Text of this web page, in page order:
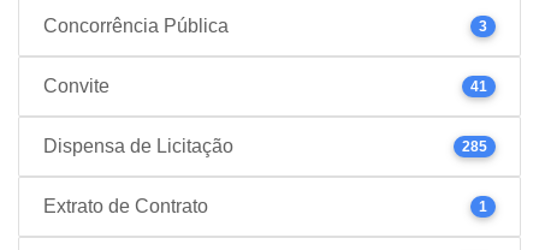
Concorrência Pública 3
Convite 41
Dispensa de Licitação 285
Extrato de Contrato 1